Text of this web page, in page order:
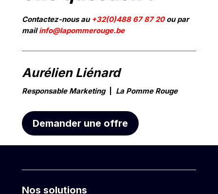
Contactez-nous au +32(0)488 67 87 20ou par
mailinfo@lapommerouge.be
Aurélien Liénard
Responsable Marketing| La Pomme Rouge
Demander une offre
Nos solutions